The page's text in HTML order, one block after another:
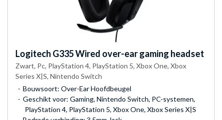
Logitech G335 Wired over-ear gaming headset
Zwart, Pc, PlayStation 4, PlayStation 5, Xbox One, Xbox
Series X|S, Nintendo Switch
Bouwsoort: Over-Ear Hoofdbeugel
Geschikt voor: Gaming, Nintendo Switch, PC-systemen,
PlayStation 4, PlayStation 5, Xbox One, Xbox Series X|S